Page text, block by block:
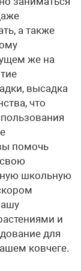
а также
же на
высадка
что
помочь
свою
школьную
и
для
ковчеге.